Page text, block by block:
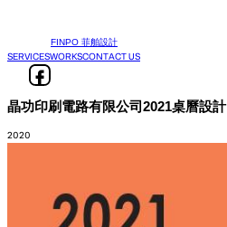
FINPO 菲舶設計
SERVICESWORKSCONTACT US
晶功印刷電路有限公司2021桌曆設計
2020